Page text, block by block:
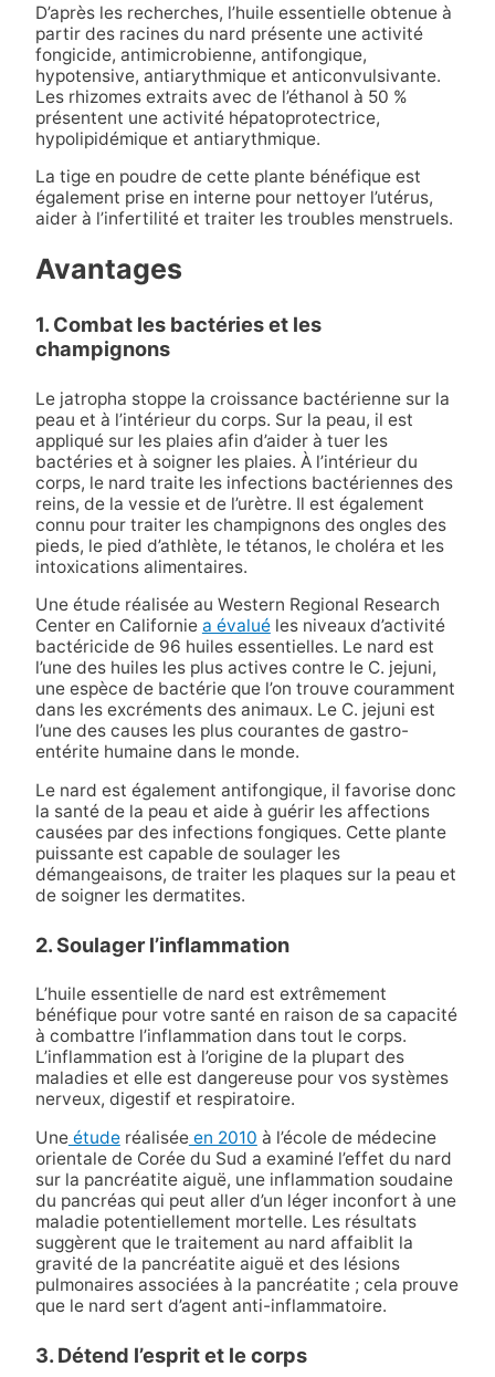
D’après les recherches, l’huile essentielle obtenue à
partir des racines du nard présente une activité
fongicide, antimicrobienne, antifongique,
hypotensive, antiarythmique et anticonvulsivante.
Les rhizomes extraits avec de l’éthanol à 50 %
présentent une activité hépatoprotectrice,
hypolipidémique et antiarythmique.
La tige en poudre de cette plante bénéfique est
également prise en interne pour nettoyer l’utérus,
aider à l’infertilité et traiter les troubles menstruels.
Avantages
1. Combat les bactéries et les
champignons
Le jatropha stoppe la croissance bactérienne sur la
peau et à l’intérieur du corps. Sur la peau, il est
appliqué sur les plaies afin d’aider à tuer les
bactéries et à soigner les plaies. À l’intérieur du
corps, le nard traite les infections bactériennes des
reins, de la vessie et de l’urètre. Il est également
connu pour traiter les champignons des ongles des
pieds, le pied d’athlète, le tétanos, le choléra et les
intoxications alimentaires.
Une étude réalisée au Western Regional Research
Center en Californie a évaluéles niveaux d’activité
bactéricide de 96 huiles essentielles. Le nard est
l’une des huiles les plus actives contre le C. jejuni,
une espèce de bactérie que l’on trouve couramment
dans les excréments des animaux. Le C. jejuni est
l’une des causes les plus courantes de gastro-
entérite humaine dans le monde.
Le nard est également antifongique, il favorise donc
la santé de la peau et aide à guérir les affections
causées par des infections fongiques. Cette plante
puissante est capable de soulager les
démangeaisons, de traiter les plaques sur la peau et
de soigner les dermatites.
2. Soulager l’inflammation
L’huile essentielle de nard est extrêmement
bénéfique pour votre santé en raison de sa capacité
à combattre l’inflammation dans tout le corps.
L’inflammation est à l’origine de la plupart des
maladies et elle est dangereuse pour vos systèmes
nerveux, digestif et respiratoire.
Uneétuderéaliséeen 2010 à l’école de médecine
orientale de Corée du Sud a examiné l’effet du nard
sur la pancréatite aiguë, une inflammation soudaine
du pancréas qui peut aller d’un léger inconfort à une
maladie potentiellement mortelle. Les résultats
suggèrent que le traitement au nard affaiblit la
gravité de la pancréatite aiguë et des lésions
pulmonaires associées à la pancréatite ; cela prouve
que le nard sert d’agent anti-inflammatoire.
3. Détend l’esprit et le corps